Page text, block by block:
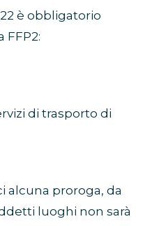
è obbligatorio
FFP2:
di trasporto di
alcuna proroga, da
luoghi non sarà